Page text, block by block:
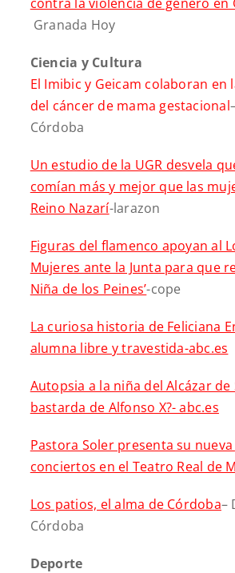
Granada Hoy
Ciencia y Cultura
El Imibic y Geicam colaboran en
del cáncer de mama gestacional
Córdoba
Un estudio de la UGR desvela
comían más y mejor que las
Reino Nazarí-larazon
Figuras del flamenco apoyan al
Mujeres ante la Junta para que
Niña de los Peines’-cope
La curiosa historia de Feliciana
alumna libre y travestida-abc.es
Autopsia a la niña del Alcázar de
bastarda de Alfonso X?- abc.es
Pastora Soler presenta su
conciertos en el Teatro Real de
Los patios, el alma de Córdoba–
Córdoba
Deporte